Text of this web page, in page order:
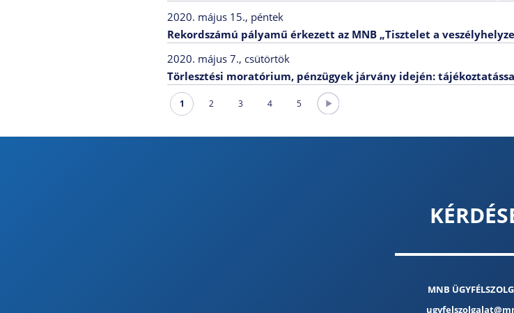
2020. május 15., péntek
Rekordszámú pályamű érkezett az MNB „Tisztelet a
2020. május 7., csütörtök
Törlesztési moratórium, pénzügyek járvány idején:
1 2 3 4 5
következő
MNB